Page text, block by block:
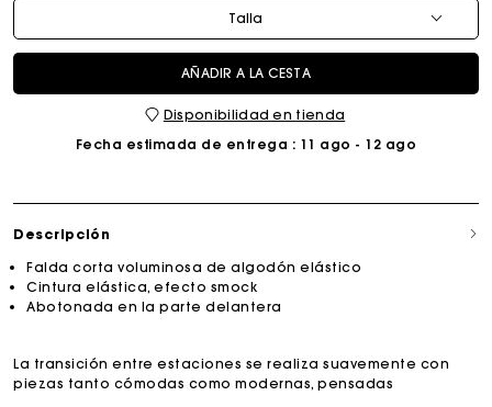
Talla
AÑADIR A LA CESTA
Disponibilidad en tienda
Fecha estimada de entrega : 11 ago - 12 ago
Descripción
Falda corta voluminosa de algodón elástico
Cintura elástica, efecto smock
Abotonada en la parte delantera
La transición entre estaciones se realiza suavemente con
piezas tanto cómodas como modernas, pensadas